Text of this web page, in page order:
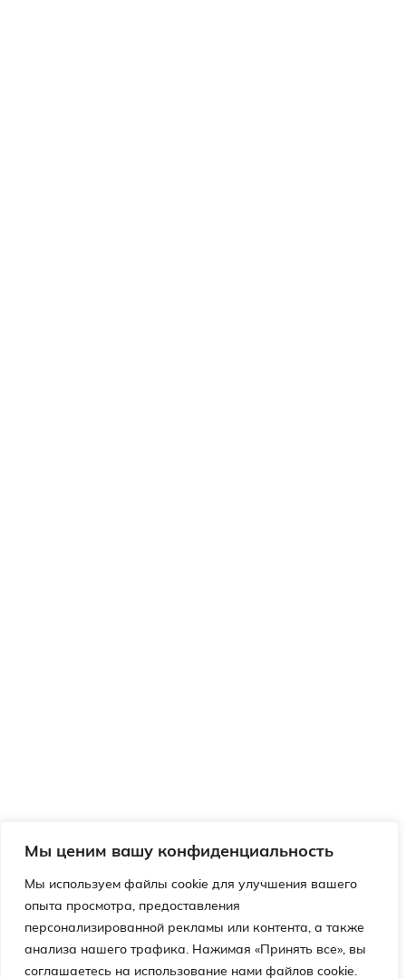
Мы ценим вашу конфиденциальность
Мы используем файлы cookie для улучшения вашего
опыта просмотра, предоставления
персонализированной рекламы или контента, а также
анализа нашего трафика. Нажимая «Принять все», вы
соглашаетесь на использование нами файлов cookie.